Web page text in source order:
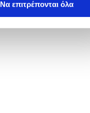
Να επιτρέπονται όλα